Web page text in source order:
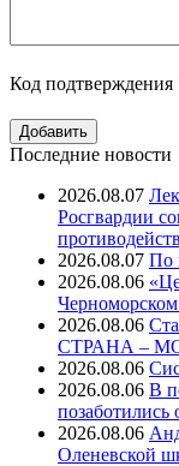
Код подтверждения
Последние новости
2026.08.07
Росгвардии
2026.08.07 ⁠По
2026.08.06
2026.08.06
СТРАНА –
2026.08.06
2026.08.06 В
позаботились
2026.08.06
Оленевской